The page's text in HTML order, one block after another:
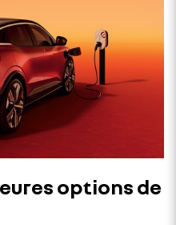
options de